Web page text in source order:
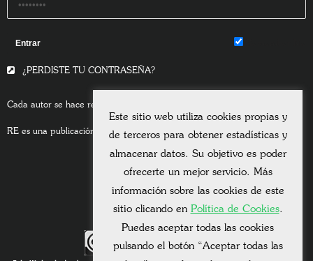
¿PERDISTE TU CONTRASEÑA?
Cada autor se hace responsable del contenido de sus escritos.
RE es una publicación asociada a la Universitas Albertiana.
Este sitio web utiliza cookies propias y
de terceros para obtener estadísticas y
almacenar datos. Su objetivo es poder
ofrecerte un mejor servicio. Más
información sobre las cookies de este
sitio clicando en Política de Cookies.
Puedes aceptar todas las cookies
pulsando el botón “Aceptar todas las